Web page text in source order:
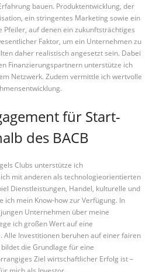
bauen. Produktentwicklung, der
ein stringentes Marketing sowie ein
auf denen ein zukunftsträchtiges
Faktor, um ein Unternehmen zu
daher realistisch angesetzt sein. Dabei
Finanzierungspartnern unterstütze ich
Netzwerk. Zudem vermittle ich wertvolle
für Start-
des BACB
Clubs unterstütze ich
mit anderen als technologieorientierten
Dienstleistungen, Handel, kulturelle und
ich mein Know-how zur Verfügung. In
Unternehmen über meine
ich großen Wert auf eine
Alle Investitionen beruhen auf einer fairen
die Grundlage für eine
Ziel wirtschaftlicher Erfolg ist –